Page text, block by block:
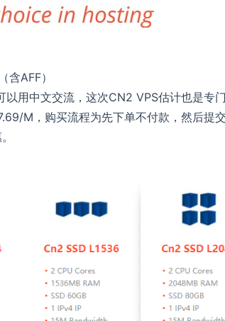
（含AFF）
用中文交流，这次CN2 VPS估计也是专
M，购买流程为先下单不付款，然后提